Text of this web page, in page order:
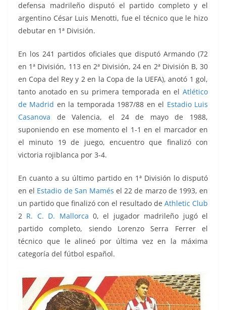
defensa madrileño disputó el partido completo y el
argentino César Luis Menotti, fue el técnico que le hizo
debutar en 1ª División.
En los 241 partidos oficiales que disputó Armando (72
en 1ª División, 113 en 2ª División, 24 en 2ª División B, 30
en Copa del Rey y 2 en la Copa de la UEFA), anotó 1 gol,
tanto anotado en su primera temporada en el Atlético
de Madrid en la temporada 1987/88 en el Estadio Luis
Casanova de Valencia, el 24 de mayo de 1988,
suponiendo en ese momento el 1-1 en el marcador en
el minuto 19 de juego, encuentro que finalizó con
victoria rojiblanca por 3-4.
En cuanto a su último partido en 1ª División lo disputó
en el Estadio de San Mamés el 22 de marzo de 1993, en
un partido que finalizó con el resultado de Athletic Club
2 R. C. D. Mallorca 0, el jugador madrileño jugó el
partido completo, siendo Lorenzo Serra Ferrer el
técnico que le alineó por última vez en la máxima
categoría del fútbol español.